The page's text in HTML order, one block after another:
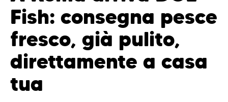
Fish: consegna pesce
fresco, già pulito,
direttamente a casa
tua